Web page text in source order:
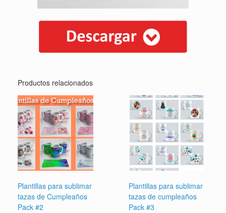
Productos relacionados
Plantillas para sublimar
tazas de Cumpleaños
Pack #2
Plantillas para sublimar
tazas de cumpleaños
Pack #3